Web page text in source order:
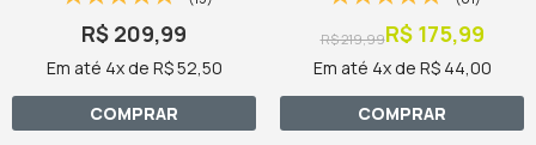
R$ 209,99
Em até 4x de R$ 52,50
COMPRAR
R$ 175,99
R$ 219,99
Em até 4x de R$ 44,00
COMPRAR